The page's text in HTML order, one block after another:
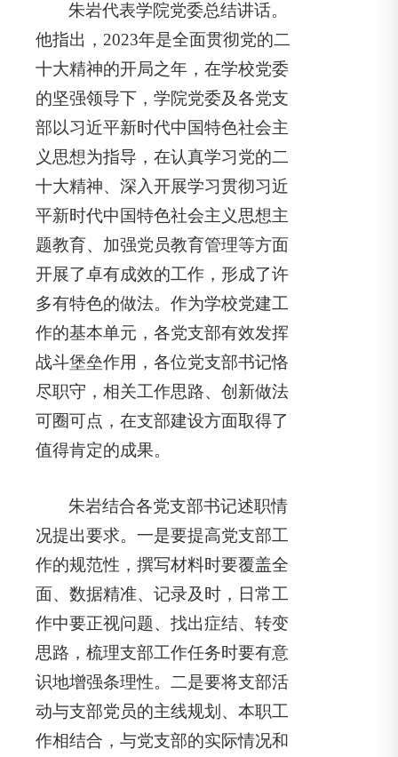
朱岩代表学院党委总结讲话。
他指出，2023年是全面贯彻党的二
十大精神的开局之年，在学校党委
的坚强领导下，学院党委及各党支
部以习近平新时代中国特色社会主
义思想为指导，在认真学习党的二
十大精神、深入开展学习贯彻习近
平新时代中国特色社会主义思想主
题教育、加强党员教育管理等方面
开展了卓有成效的工作，形成了许
多有特色的做法。作为学校党建工
作的基本单元，各党支部有效发挥
战斗堡垒作用，各位党支部书记恪
尽职守，相关工作思路、创新做法
可圈可点，在支部建设方面取得了
值得肯定的成果。
朱岩结合各党支部书记述职情
况提出要求。一是要提高党支部工
作的规范性，撰写材料时要覆盖全
面、数据精准、记录及时，日常工
作中要正视问题、找出症结、转变
思路，梳理支部工作任务时要有意
识地增强条理性。二是要将支部活
动与支部党员的主线规划、本职工
作相结合，与党支部的实际情况和